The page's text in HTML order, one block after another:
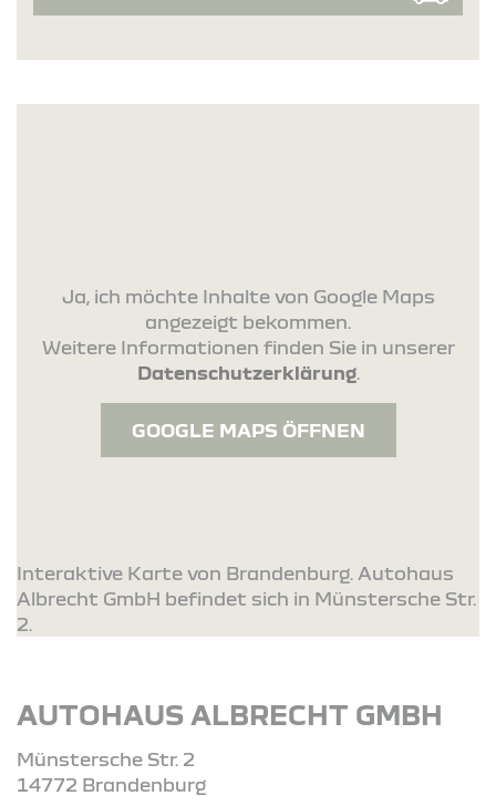
Ja, ich möchte Inhalte von Google Maps
angezeigt bekommen.
Weitere Informationen finden Sie in unserer
Datenschutzerklärung.
GOOGLE MAPS ÖFFNEN
Interaktive Karte von Brandenburg. Autohaus
Albrecht GmbH befindet sich in Münstersche Str.
2.
AUTOHAUS ALBRECHT GMBH
Münstersche Str. 2
14772 Brandenburg